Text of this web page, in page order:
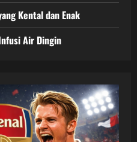
Kental dan Enak
Air Dingin